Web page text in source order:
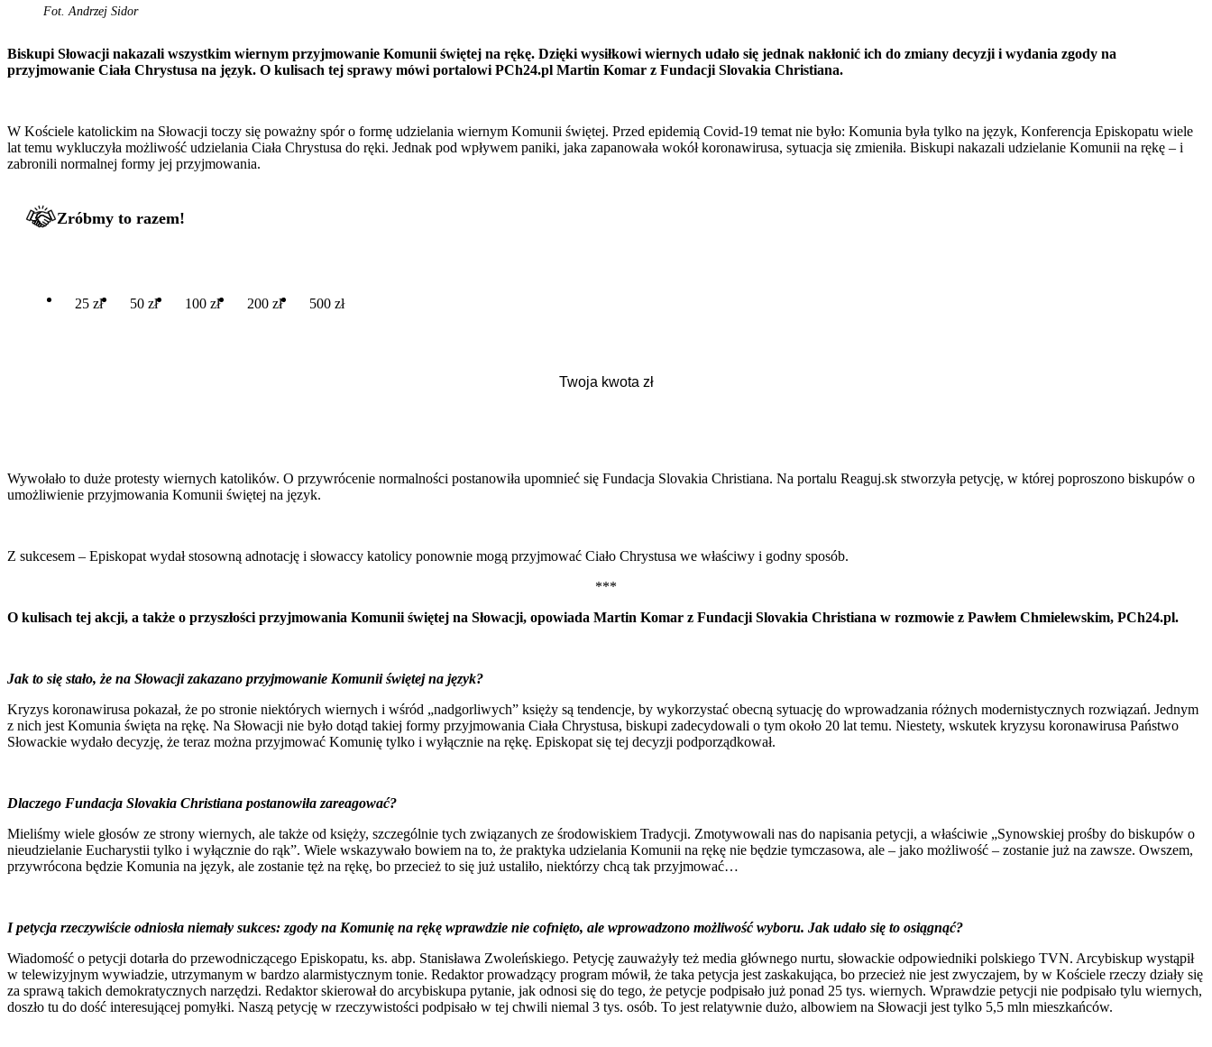
Fot. Andrzej Sidor
Biskupi Słowacji nakazali wszystkim wiernym przyjmowanie Komunii świętej na rękę. Dzięki wysiłkowi wiernych udało się jednak nakłonić ich do zmiany decyzji i wydania zgody na
przyjmowanie Ciała Chrystusa na język. O kulisach tej sprawy mówi portalowi PCh24.pl Martin Komar z Fundacji Slovakia Christiana.
W Kościele katolickim na Słowacji toczy się poważny spór o formę udzielania wiernym Komunii świętej. Przed epidemią Covid-19 temat nie było: Komunia była tylko na język, Konferencja Episkopatu wiele
lat temu wykluczyła możliwość udzielania Ciała Chrystusa do ręki. Jednak pod wpływem paniki, jaka zapanowała wokół koronawirusa, sytuacja się zmieniła. Biskupi nakazali udzielanie Komunii na rękę – i
zabronili normalnej formy jej przyjmowania.
Zróbmy to razem!
25 zł 50 zł 100 zł 200 zł 500 zł
Wywołało to duże protesty wiernych katolików. O przywrócenie normalności postanowiła upomnieć się Fundacja Slovakia Christiana. Na portalu Reaguj.sk stworzyła petycję, w której poproszono biskupów o
umożliwienie przyjmowania Komunii świętej na język.
Z sukcesem – Episkopat wydał stosowną adnotację i słowaccy katolicy ponownie mogą przyjmować Ciało Chrystusa we właściwy i godny sposób.
***
O kulisach tej akcji, a także o przyszłości przyjmowania Komunii świętej na Słowacji, opowiada Martin Komar z Fundacji Slovakia Christiana w rozmowie z Pawłem Chmielewskim, PCh24.pl.
Jak to się stało, że na Słowacji zakazano przyjmowanie Komunii świętej na język?
Kryzys koronawirusa pokazał, że po stronie niektórych wiernych i wśród „nadgorliwych” księży są tendencje, by wykorzystać obecną sytuację do wprowadzania różnych modernistycznych rozwiązań. Jednym
z nich jest Komunia święta na rękę. Na Słowacji nie było dotąd takiej formy przyjmowania Ciała Chrystusa, biskupi zadecydowali o tym około 20 lat temu. Niestety, wskutek kryzysu koronawirusa Państwo
Słowackie wydało decyzję, że teraz można przyjmować Komunię tylko i wyłącznie na rękę. Episkopat się tej decyzji podporządkował.
Dlaczego Fundacja Slovakia Christiana postanowiła zareagować?
Mieliśmy wiele głosów ze strony wiernych, ale także od księży, szczególnie tych związanych ze środowiskiem Tradycji. Zmotywowali nas do napisania petycji, a właściwie „Synowskiej prośby do biskupów o
nieudzielanie Eucharystii tylko i wyłącznie do rąk”. Wiele wskazywało bowiem na to, że praktyka udzielania Komunii na rękę nie będzie tymczasowa, ale – jako możliwość – zostanie już na zawsze. Owszem,
przywrócona będzie Komunia na język, ale zostanie tęż na rękę, bo przecież to się już ustaliło, niektórzy chcą tak przyjmować…
I petycja rzeczywiście odniosła niemały sukces: zgody na Komunię na rękę wprawdzie nie cofnięto, ale wprowadzono możliwość wyboru. Jak udało się to osiągnąć?
Wiadomość o petycji dotarła do przewodniczącego Episkopatu, ks. abp. Stanisława Zwoleńskiego. Petycję zauważyły też media głównego nurtu, słowackie odpowiedniki polskiego TVN. Arcybiskup wystąpił
w telewizyjnym wywiadzie, utrzymanym w bardzo alarmistycznym tonie. Redaktor prowadzący program mówił, że taka petycja jest zaskakująca, bo przecież nie jest zwyczajem, by w Kościele rzeczy działy się
za sprawą takich demokratycznych narzędzi. Redaktor skierował do arcybiskupa pytanie, jak odnosi się do tego, że petycje podpisało już ponad 25 tys. wiernych. Wprawdzie petycji nie podpisało tylu wiernych,
doszło tu do dość interesującej pomyłki. Naszą petycję w rzeczywistości podpisało w tej chwili niemal 3 tys. osób. To jest relatywnie dużo, albowiem na Słowacji jest tylko 5,5 mln mieszkańców.